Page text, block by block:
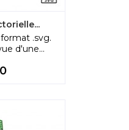
.svg.
d'une...